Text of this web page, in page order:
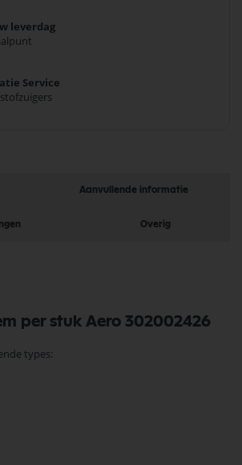
leverdag
Service
Aanvullende informatie
Overig
per stuk Aero 302002426
types: